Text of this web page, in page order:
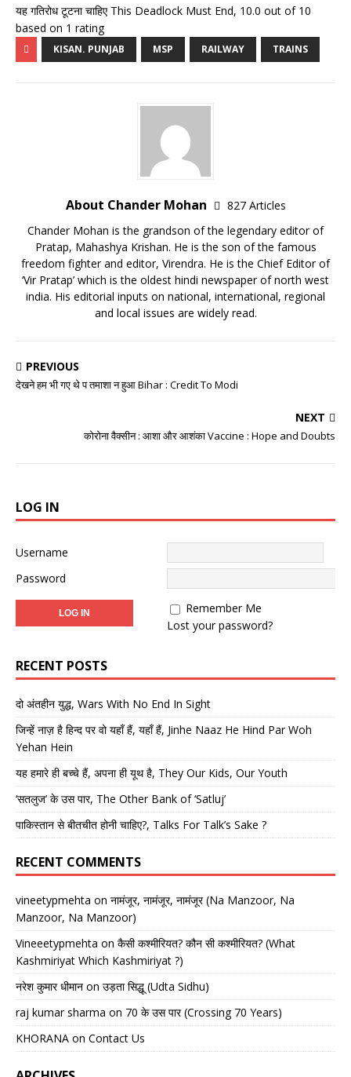
यह गतिरोध टूटना चाहिए This Deadlock Must End, 10.0 out of 10
based on 1 rating
KISAN. PUNJAB MSP RAILWAY TRAINS
About Chander Mohan
827 Articles
Chander Mohan is the grandson of the legendary editor of
Pratap, Mahashya Krishan. He is the son of the famous
freedom fighter and editor, Virendra. He is the Chief Editor of
‘Vir Pratap’ which is the oldest hindi newspaper of north west
india. His editorial inputs on national, international, regional
and local issues are widely read.
PREVIOUS
देखने हम भी गए थे प तमाशा न हुआ Bihar : Credit To Modi
NEXT
कोरोना वैक्सीन : आशा और आशंका Vaccine : Hope and Doubts
LOG IN
Username
Password
Remember Me
Lost your password?
RECENT POSTS
दो अंतहीन युद्ध, Wars With No End In Sight
जिन्हें नाज़ है हिन्द पर वो यहाँ हैं, यहाँ हैं, Jinhe Naaz He Hind Par Woh
Yehan Hein
यह हमारे ही बच्चे हैं, अपना ही यूथ है, They Our Kids, Our Youth
‘सतलुज’ के उस पार, The Other Bank of ‘Satluj’
पाकिस्तान से बीतचीत होनी चाहिए?, Talks For Talk’s Sake ?
RECENT COMMENTS
vineetypmehta on नामंजूर, नामंजूर, नामंजूर (Na Manzoor, Na
Manzoor, Na Manzoor)
Vineeetypmehta on कैसी कश्मीरियत? कौन सी कश्मीरियत? (What
Kashmiriyat Which Kashmiriyat ?)
नरेश कुमार धीमान on उड़ता सिद्धू (Udta Sidhu)
raj kumar sharma on 70 के उस पार (Crossing 70 Years)
KHORANA on Contact Us